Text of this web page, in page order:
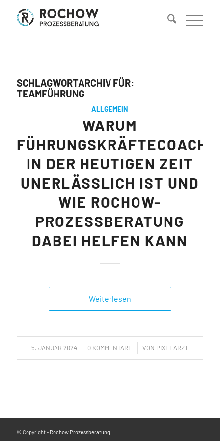
SCHLAGWORTARCHIV FÜR:
TEAMFÜHRUNG
ALLGEMEIN
WARUM
IN DER HEUTIGEN ZEIT
UNERLÄSSLICH IST UND
WIE ROCHOW-
PROZESSBERATUNG
DABEI HELFEN KANN
Weiterlesen
5. JANUAR 2024
/ 0 KOMMENTARE
/ VON PIXELARZT
© Copyright - Rochow Prozessberatung